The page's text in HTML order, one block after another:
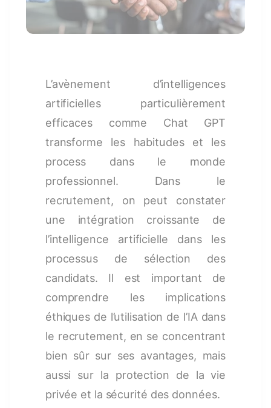
L’avènement d’intelligences
artificielles particulièrement
efficaces comme Chat GPT
transforme les habitudes et les
process dans le monde
professionnel. Dans le
recrutement, on peut constater
une intégration croissante de
l’intelligence artificielle dans les
processus de sélection des
candidats. Il est important de
comprendre les implications
éthiques de l’utilisation de l’IA dans
le recrutement, en se concentrant
bien sûr sur ses avantages, mais
aussi sur la protection de la vie
privée et la sécurité des données.